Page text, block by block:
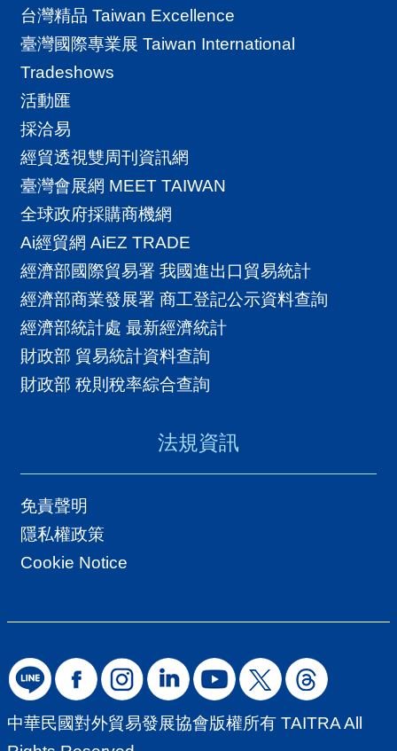
台灣精品 Taiwan Excellence
臺灣國際專業展 Taiwan International
Tradeshows
活動匯
採洽易
經貿透視雙周刊資訊網
臺灣會展網 MEET TAIWAN
全球政府採購商機網
Ai經貿網 AiEZ TRADE
經濟部國際貿易署 我國進出口貿易統計
經濟部商業發展署 商工登記公示資料查詢
經濟部統計處 最新經濟統計
財政部 貿易統計資料查詢
財政部 稅則稅率綜合查詢
法規資訊
免責聲明
隱私權政策
Cookie Notice
中華民國對外貿易發展協會版權所有 TAITRA All